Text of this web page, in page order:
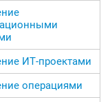
ИТ-проектами
операциями